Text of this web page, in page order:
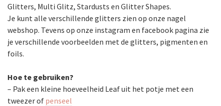
Glitters, Multi Glitz, Stardusts en Glitter Shapes.
Je kunt alle verschillende glitters zien op onze nagel
webshop. Tevens op onze instagram en facebook pagina zie
je verschillende voorbeelden met de glitters, pigmenten en
foils.
Hoe te gebruiken?
– Pak een kleine hoeveelheid Leaf uit het potje met een
tweezer of penseel